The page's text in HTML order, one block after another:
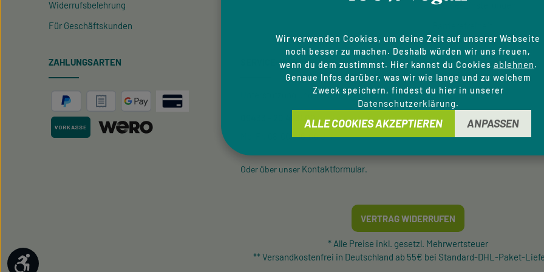
Widerrufsbelehrung
Für Geschäftskunden
Cookie-Einstellungen
ZAHLUNGSARTEN SERVICE-HOTLINE
Unterstützung und Beratung unter:
09433 - 20 41 31 00
Mo-Fr, 08:00 - 16:00 Uhr
Oder über unser Kontaktformular.
VERTRAG WIDERRUFEN
* Alle Preise inkl. gesetzl. Mehrwertsteuer
** Versandkostenfrei in Deutschland ab 55€ bei Standard-DHL-Paket-
Werkzeugleiste anzeigen
Wir verwenden Cookies, um deine Zeit auf unserer Webseite
noch besser zu machen. Deshalb würden wir uns freuen,
wenn du dem zustimmst. Hier kannst du Cookies ablehnen.
Genaue Infos darüber, was wir wie lange und zu welchem
Zweck speichern, findest du hier in unserer
Datenschutzerklärung.
ANPASSEN
ALLE COOKIES AKZEPTIEREN